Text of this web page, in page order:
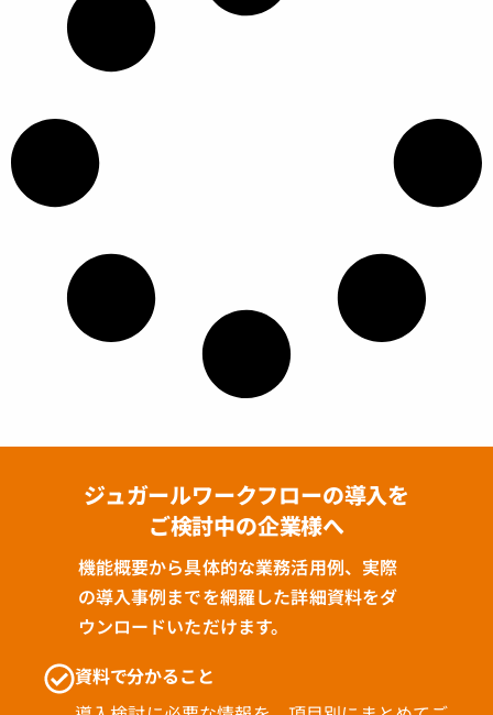
ジュガールワークフローの導入を
ご検討中の企業様へ
機能概要から具体的な業務活用例、実際
の導入事例までを網羅した詳細資料をダ
ウンロードいただけます。
資料で分かること